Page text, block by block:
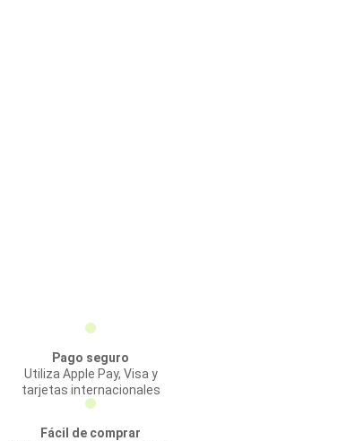
Pago seguro
Utiliza Apple Pay, Visa y
tarjetas internacionales
Fácil de comprar